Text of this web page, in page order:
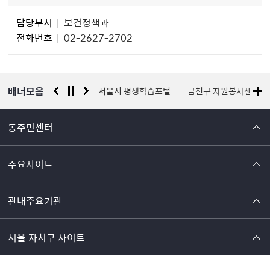
자
담당부서
보건정책과
전화번호
02-2627-2702
배너모음
경찰청 유실물 통합포털 서울시 평생학습포털 금천구 자원봉사센터
동주민센터
주요사이트
관내주요기관
서울 자치구 사이트